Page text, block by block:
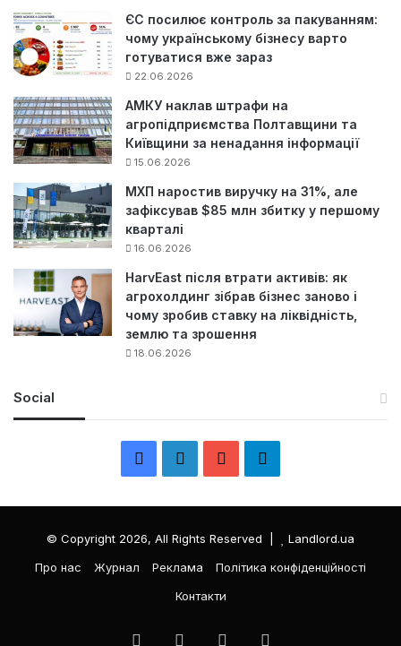
ЄС посилює контроль за пакуванням:
чому українському бізнесу варто
готуватися вже зараз
22.06.2026
АМКУ наклав штрафи на
агропідприємства Полтавщини та
Київщини за ненадання інформації
15.06.2026
МХП наростив виручку на 31%, але
зафіксував $85 млн збитку у першому
кварталі
16.06.2026
HarvEast після втрати активів: як
агрохолдинг зібрав бізнес заново і
чому зробив ставку на ліквідність,
землю та зрошення
18.06.2026
Social
e
k
e
T
л
е
р
© Copyright 2026, All Rights Reserved |
Landlord.ua
Про нас
Журнал Реклама
Політика конфіденційності
Контакти
FacebookLinkedInYouTube